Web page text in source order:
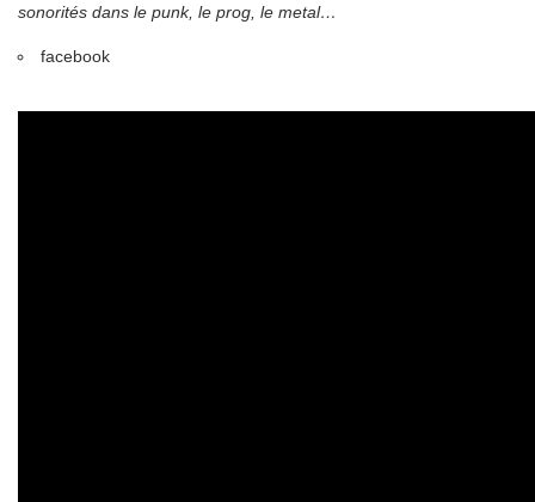
sonorités dans le punk, le prog, le metal…
facebook